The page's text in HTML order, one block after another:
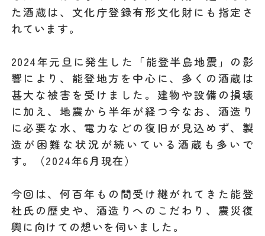
た酒蔵は、文化庁登録有形文化財にも指定さ
れています。
2024年元旦に発生した「能登半島地震」の影
響により、能登地方を中心に、多くの酒蔵は
甚大な被害を受けました。建物や設備の損壊
に加え、地震から半年が経つ今なお、酒造り
に必要な水、電力などの復旧が見込めず、製
造が困難な状況が続いている酒蔵も多いで
す。（2024年6月現在）
今回は、何百年もの間受け継がれてきた能登
杜氏の歴史や、酒造りへのこだわり、震災復
興に向けての想いを伺いました。